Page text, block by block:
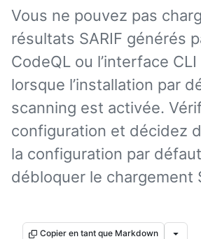
Vous ne pouvez pas
résultats SARIF générés
CodeQL ou l’interface
lorsque l’installation par
scanning est activée.
configuration et décidez
la configuration par
débloquer le chargement
Copier en tant que Markdown